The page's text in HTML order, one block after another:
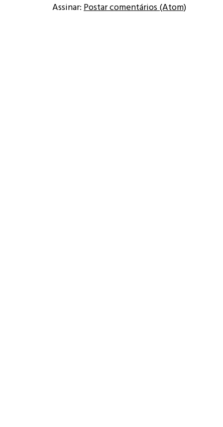
Assinar:Postar comentários (Atom)